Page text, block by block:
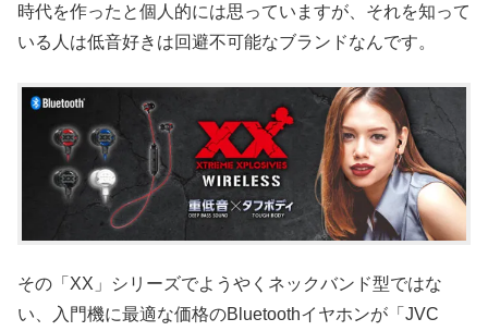
時代を作ったと個人的には思っていますが、それを知って
いる人は低音好きは回避不可能なブランドなんです。
その「XX」シリーズでようやくネックバンド型ではな
い、入門機に最適な価格のBluetoothイヤホンが「JVC